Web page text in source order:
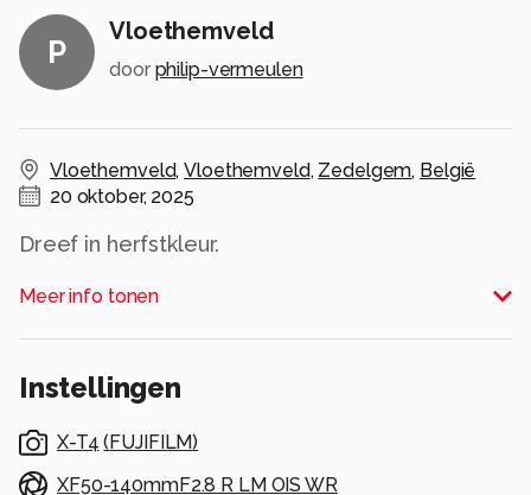
P
Vloethemveld
door philip-vermeulen
Vloethemveld,Vloethemveld, Zedelgem, België
20 oktober, 2025
Dreef in herfstkleur.
Alle rechten voorbehouden
Meer info tonen
Instellingen
X-T4 ( FUJIFILM)
XF50-140mmF2.8 R LM OIS WR